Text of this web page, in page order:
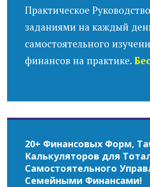
Практическое
заданиями на каждый
самостоятельного
финансов на практике.
20+ Финансовых Форм,
Калькуляторов для
Самостоятельного
Семейными Финансами!